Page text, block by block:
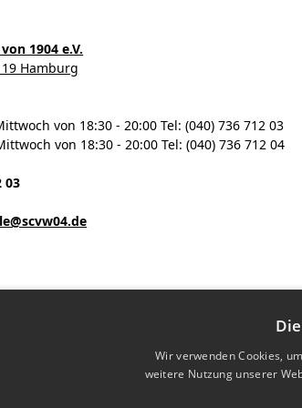
1904 e.V.
Hamburg
von 18:30 - 20:00 Tel: (040) 736 712 03
von 18:30 - 20:00 Tel: (040) 736 712 04
03
Wir verwenden Cookies,
weitere Nutzung unserer